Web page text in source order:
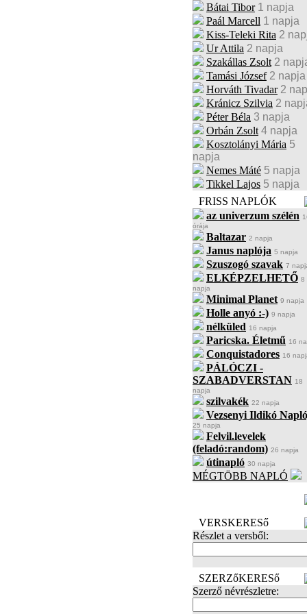
Bátai Tibor 1 napja
Paál Marcell 1 napja
Kiss-Teleki Rita 2
Ur Attila 2 napja
Szakállas Zsolt 2
Tamási József 2 napja
Horváth Tivadar 2
Kránicz Szilvia 2
Péter Béla 3 napja
Orbán Zsolt 4 napja
Kosztolányi Mária 5
napja
Nemes Máté 5 napja
Tikkel Lajos 5 napja
FRISS NAPLÓK
az univerzum szélén
órája
Baltazar 2 napja
Janus naplója 5 napja
Szuszogó szavak 7
ELKÉPZELHETŐ 8
napja
Minimal Planet 9 napja
Holle anyó :-) 9 napja
nélküled 16 napja
Paricska. Életmű 16
Conquistadores 16
PÁLÓCZI -
SZABADVERSTAN 18
napja
szilvakék 22 napja
Vezsenyi Ildikó
25 napja
Felvil.levelek
(feladó:random) 26 napja
útinapló 30 napja
MÉGTÖBB NAPLÓ
VERSKERESő
Részlet a versből:
SZERZőKERESő
Szerző névrészletre: